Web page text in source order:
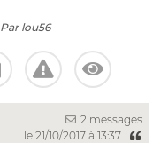
Par lou56
2 messages
le 21/10/2017 à 13:37